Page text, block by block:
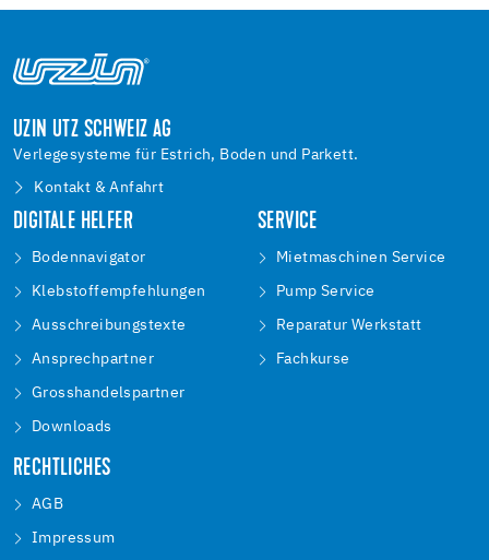
UZIN UTZ SCHWEIZ AG
Verlegesysteme für Estrich, Boden und Parkett.
Kontakt & Anfahrt
DIGITALE HELFER
Bodennavigator
Klebstoffempfehlungen
Ausschreibungstexte
Ansprechpartner
Grosshandelspartner
Downloads
SERVICE
Mietmaschinen Service
Pump Service
Reparatur Werkstatt
Fachkurse
RECHTLICHES
AGB
Impressum